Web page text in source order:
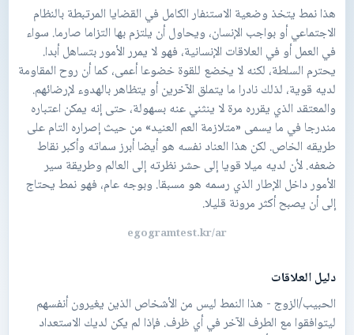
هذا نمط يتخذ وضعية الاستنفار الكامل في القضايا المرتبطة بالنظام
الاجتماعي أو بواجب الإنسان، ويحاول أن يلتزم بها التزاما صارما. سواء
في العمل أو في العلاقات الإنسانية، فهو لا يمرر الأمور بتساهل أبدا.
يحترم السلطة، لكنه لا يخضع للقوة خضوعا أعمى، كما أن روح المقاومة
لديه قوية، لذلك نادرا ما يتملق الآخرين أو يتظاهر بالهدوء لإرضائهم.
والمعتقد الذي يقرره مرة لا ينثني عنه بسهولة، حتى إنه يمكن اعتباره
مندرجا في ما يسمى «متلازمة العم العنيد» من حيث إصراره التام على
طريقه الخاص. لكن هذا العناد نفسه هو أيضا أبرز سماته وأكبر نقاط
ضعفه. لأن لديه ميلا قويا إلى حشر نظرته إلى العالم وطريقة سير
الأمور داخل الإطار الذي رسمه هو مسبقا. وبوجه عام، فهو نمط يحتاج
إلى أن يصبح أكثر مرونة قليلا.
egogramtest.kr/ar
دليل العلاقات
الحبيب/الزوج - هذا النمط ليس من الأشخاص الذين يغيرون أنفسهم
ليتوافقوا مع الطرف الآخر في أي ظرف. فإذا لم يكن لديك الاستعداد